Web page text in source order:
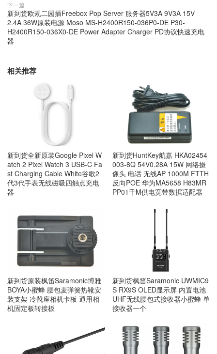
下一篇
新到货欧规二园插Freebox Pop Server 服务器5V3A 9V3A 15V
2.4A 36W原装电源 Moso MS-H2400R150-036P0-DE P30-
H2400R150-036X0-DE Power Adapter Charger PD协议快速充电
器
相关推荐
新到货全新原装Google Pixel W
atch 2 Pixel Watch 3 USB-C Fa
st Charging Cable White谷歌2
代3代手表无线磁吸四触点充电
器
新到货HuntKey航嘉 HKA02454
003-8Q 54V0.28A 15W 网络摄
像头 电话 无线AP 1000M FTTH
反向POE 华为MA5658 H83MR
PP01千M供电宽带数据适配器
新到货原装枫笛Saramonic博雅
BOYA小蜜蜂 腰包麦弹簧热靴安
装支架 冷靴座相机卡板 通用相
机固定板转接板
新到货枫笛Saramonic UWMIC9
S RX9S OLED显示屏 内置电池
UHF无线腰包式接收器小蜜蜂 单
接收器一个